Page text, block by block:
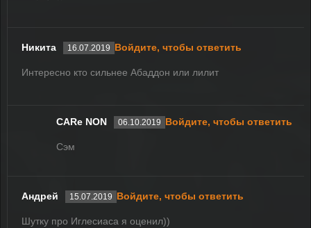
Никита 16.07.2019 Войдите, чтобы ответить
Интересно кто сильнее Абаддон или лилит
CARe NON 06.10.2019 Войдите, чтобы ответить
Сэм
Андрей 15.07.2019 Войдите, чтобы ответить
Шутку про Иглесиаса я оценил))